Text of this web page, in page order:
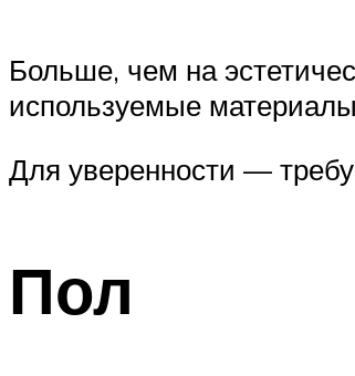
Больше, чем на
используемые
Для уверенности —
Пол